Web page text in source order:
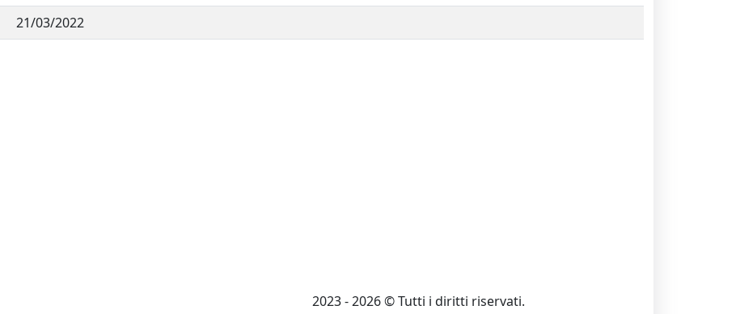
21/03/2022
2023 - 2026 © Tutti i diritti riservati.